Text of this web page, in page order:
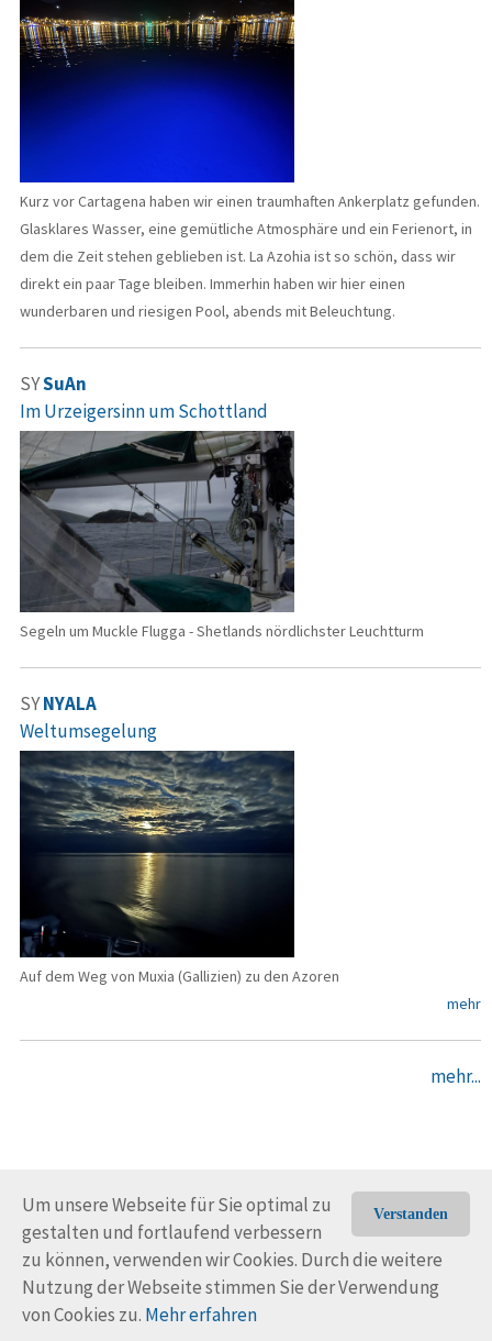
Verstanden
Um unsere Webseite für Sie optimal zu
gestalten und fortlaufend verbessern
zu können, verwenden wir Cookies. Durch die weitere
Nutzung der Webseite stimmen Sie der Verwendung
von Cookies zu. Mehr erfahren
Kurz vor Cartagena haben wir einen traumhaften Ankerplatz gefunden.
Glasklares Wasser, eine gemütliche Atmosphäre und ein Ferienort, in
dem die Zeit stehen geblieben ist. La Azohia ist so schön, dass wir
direkt ein paar Tage bleiben. Immerhin haben wir hier einen
wunderbaren und riesigen Pool, abends mit Beleuchtung.
SYSuAn
Im Urzeigersinn um Schottland
Segeln um Muckle Flugga - Shetlands nördlichster Leuchtturm
SYNYALA
Weltumsegelung
Auf dem Weg von Muxia (Gallizien) zu den Azoren
mehr
mehr...
© Trans-Ocean e.V. 2010-2026 Impressum
Nutzungsbedingungen
Rechtliche Hinweise